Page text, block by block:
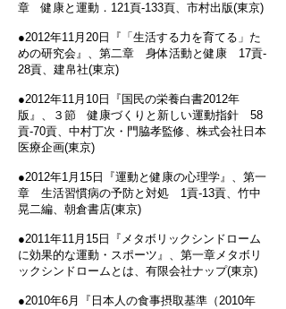
章 健康と運動．121頁-133頁、市村出版(東京)
●2012年11月20日『「生活する力を育てる」た
めの研究会』、第二章 身体活動と健康 17貢‐
28貢、建帛社(東京)
●2012年11月10日『国民の栄養白書2012年
版』、３節 健康づくりと新しい運動指針 58
貢‐70貢、中村丁次・門脇孝監修、株式会社日本
医療企画(東京)
●2012年1月15日『運動と健康の心理学』、第一
章 生活習慣病の予防と対処 1貢‐13貢、竹中
晃二編、朝倉書店(東京)
●2011年11月15日『メタボリックシンドローム
に効果的な運動・スポーツ』、第一章メタボリ
ックシンドロームとは、有限会社ナップ(東京)
●2010年6月『日本人の食事摂取基準（2010年